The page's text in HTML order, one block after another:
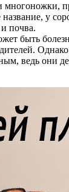
у
почва.
ведь они